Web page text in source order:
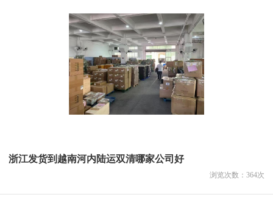
浙江发货到越南河内陆运双清哪家公司好
浏览次数： 364次